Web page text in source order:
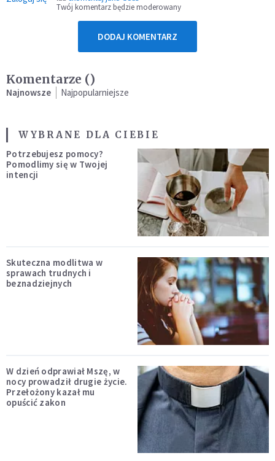
Twój komentarz będzie moderowany
DODAJ KOMENTARZ
Komentarze ()
Najnowsze Najpopularniejsze
WYBRANE DLA CIEBIE
Potrzebujesz pomocy?
Pomodlimy się w Twojej
intencji
Skuteczna modlitwa w
sprawach trudnych i
beznadziejnych
W dzień odprawiał Mszę, w
nocy prowadził drugie życie.
Przełożony kazał mu
opuścić zakon